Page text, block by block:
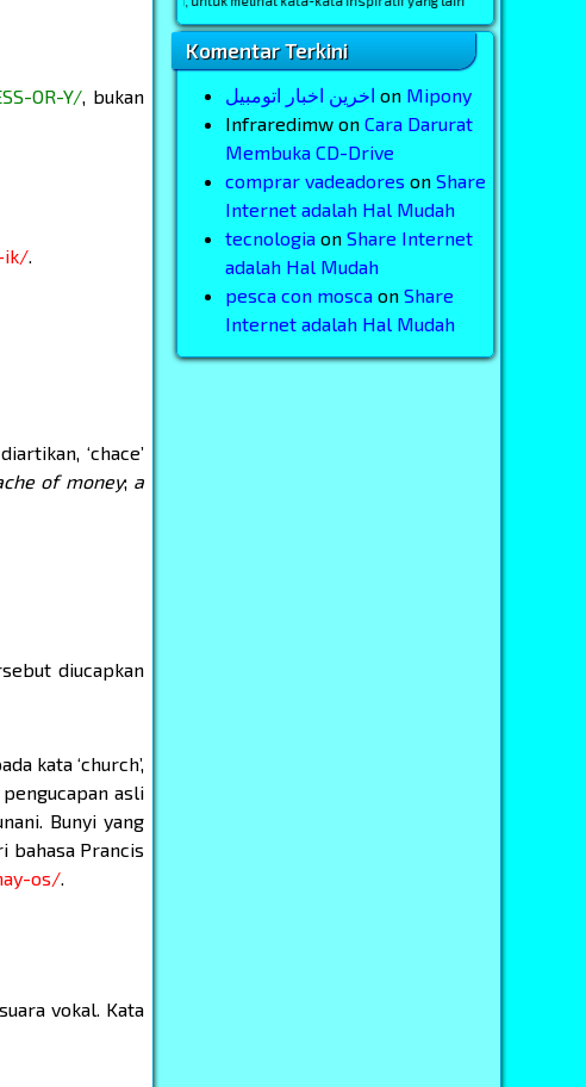
OR-Y/, bukan
ik/.
‘chace’
of money; a
diucapkan
kata ‘church’,
asli
Bunyi yang
bahasa Prancis
os/.
vokal. Kata
Komentar Terkini
اخرین اخبار اتومبیل on Mipony
Infraredimw on Cara Darurat
Membuka CD-Drive
comprar vadeadores on Share
Internet adalah Hal Mudah
tecnologia on Share Internet
adalah Hal Mudah
pesca con mosca on Share
Internet adalah Hal Mudah